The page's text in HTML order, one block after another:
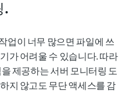
.
업이 너무 많으면 파일에 쓰
가 어려울 수 있습니다. 따라
제공하는 서버 모니터링 도
지 않고도 무단 액세스를 감